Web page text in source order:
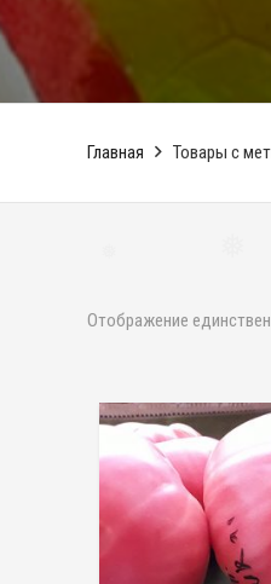
Главная Товары с
Отображение